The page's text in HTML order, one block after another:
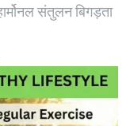
संतुलन बिगड़ता